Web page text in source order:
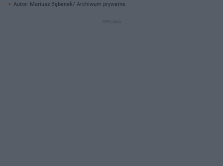
Autor: Mariusz Bębenek/ Archiwum prywatne